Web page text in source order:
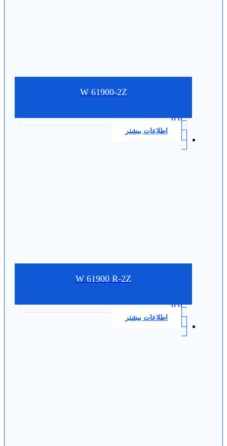
W 61900-2Z
0.0
اطلاعات بیشتر
W 61900 R-2Z
0.0
اطلاعات بیشتر